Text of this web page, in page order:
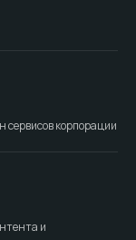
корпорации
и